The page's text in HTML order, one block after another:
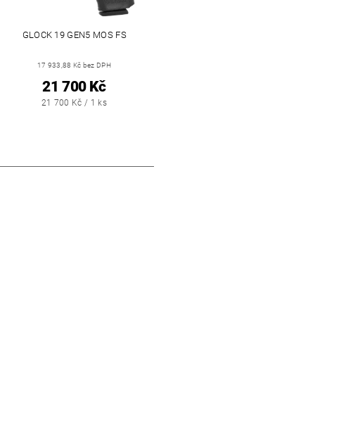
GLOCK 19 GEN5 MOS FS
17 933,88 Kč bez DPH
21 700 Kč
21 700 Kč / 1 ks